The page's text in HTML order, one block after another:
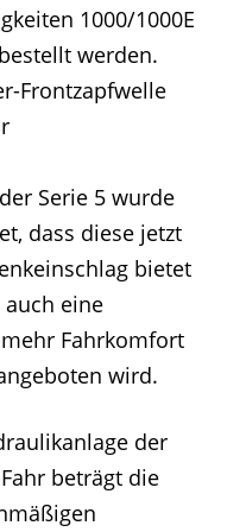
1000/1000E
werden.
Frontzapfwelle
Serie 5 wurde
dass diese jetzt
bietet
eine
Fahrkomfort
wird.
der
beträgt die